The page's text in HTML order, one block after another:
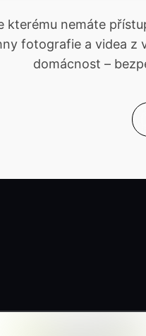
nemáte
fotografie a videa
domácnost –